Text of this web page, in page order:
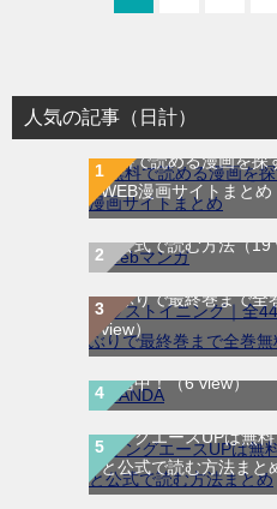
人気の記事（日計）
無料で読める漫画を探
WEB漫画サイトまとめ
WEB漫画サイト一覧
を公式で読む方法（19
ラストイニング｜全
ぇぶりで最終巻まで全
view）
SANDA｜最新刊第3巻
配信中！（6 view）
ヤングエースUPは無
と公式で読む方法まと
妹先生 渚｜全5巻完結